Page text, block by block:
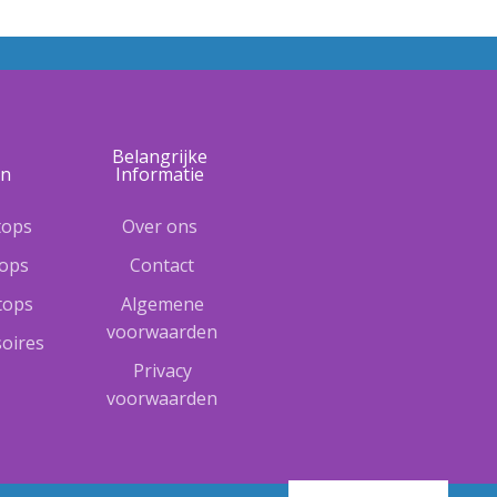
Belangrijke
Informatie
Over ons
Contact
Algemene
voorwaarden
Privacy
voorwaarden